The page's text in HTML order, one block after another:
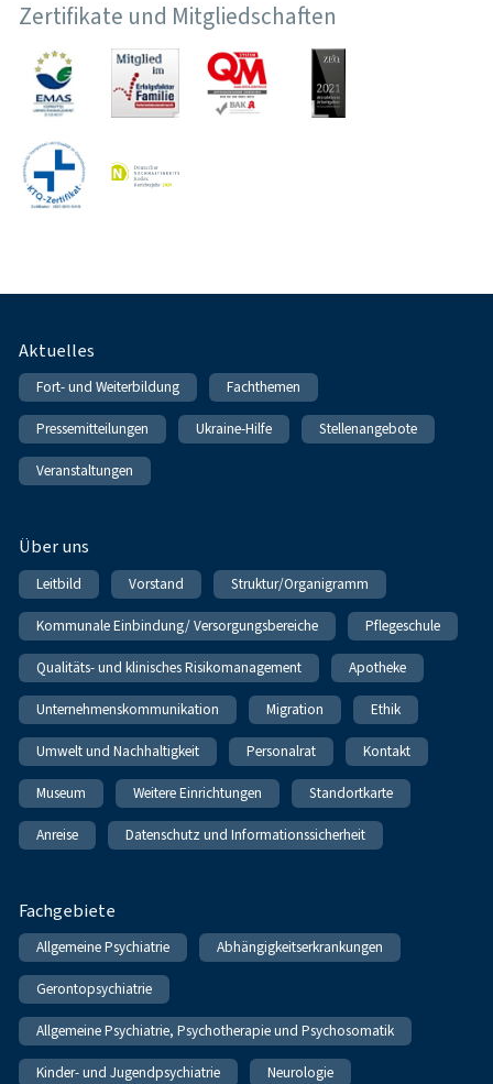
Zertifikate und Mitgliedschaften
Fußnavigation
Aktuelles
Fort- und Weiterbildung Fachthemen
Pressemitteilungen Ukraine-Hilfe Stellenangebote
Veranstaltungen
Über uns
Leitbild Vorstand Struktur/Organigramm
Kommunale Einbindung/ Versorgungsbereiche Pflegeschule
Qualitäts- und klinisches Risikomanagement Apotheke
Unternehmenskommunikation Migration Ethik
Umwelt und Nachhaltigkeit Personalrat Kontakt
Museum Weitere Einrichtungen Standortkarte
Anreise Datenschutz und Informationssicherheit
Fachgebiete
Allgemeine Psychiatrie Abhängigkeitserkrankungen
Gerontopsychiatrie
Allgemeine Psychiatrie, Psychotherapie und Psychosomatik
Kinder- und Jugendpsychiatrie Neurologie